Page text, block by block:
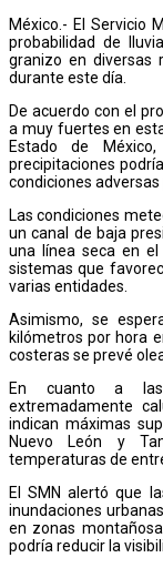
México.- El Servicio
probabilidad de
granizo en diversas
durante este día.
De acuerdo con el
a muy fuertes en
Estado de
precipitaciones
condiciones adversas
Las condiciones
un canal de baja
una línea seca en
sistemas que
varias entidades.
Asimismo, se
kilómetros por hora
costeras se prevé
En cuanto a las
extremadamente
indican máximas
Nuevo León y
temperaturas de
El SMN alertó que
inundaciones
en zonas
podría reducir la